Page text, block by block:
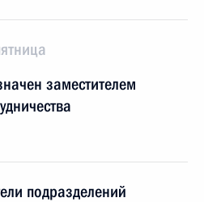
заместителем
подразделений